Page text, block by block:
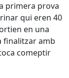
primera prova
qui eren 40
en una
finalitzar amb
comeptir